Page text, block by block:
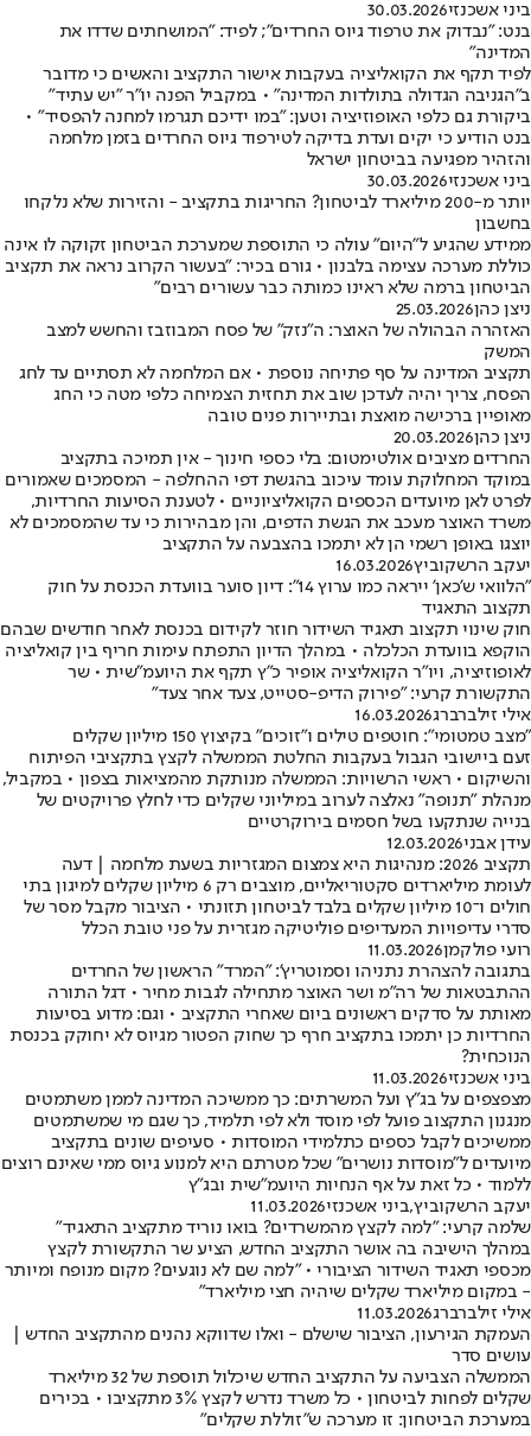
ביני אשכנזי30.03.2026
בנט: "נבדוק את טרפוד גיוס החרדים"; לפיד: "המושחתים שדדו את
המדינה"
לפיד תקף את הקואליציה בעקבות אישור התקציב והאשים כי מדובר
ב"הגניבה הגדולה בתולדות המדינה" • במקביל הפנה יו"ר "יש עתיד"
ביקורת גם כלפי האופוזיציה וטען: "במו ידיכם תגרמו למחנה להפסיד" •
בנט הודיע כי יקים ועדת בדיקה לטירפוד גיוס החרדים בזמן מלחמה
והזהיר מפגיעה בביטחון ישראל
ביני אשכנזי30.03.2026
יותר מ-200 מיליארד לביטחון? החריגות בתקציב - והזירות שלא נלקחו
בחשבון
ממידע שהגיע ל"היום" עולה כי התוספת שמערכת הביטחון זקוקה לו אינה
כוללת מערכה עצימה בלבנון • גורם בכיר: "בעשור הקרוב נראה את תקציב
הביטחון ברמה שלא ראינו כמותה כבר עשורים רבים"
ניצן כהן25.03.2026
האזהרה הבהולה של האוצר: ה"נזק" של פסח המבוזבז והחשש למצב
המשק
תקציב המדינה על סף פתיחה נוספת • אם המלחמה לא תסתיים עד לחג
הפסח, צריך יהיה לעדכן שוב את תחזית הצמיחה כלפי מטה כי החג
מאופיין ברכישה מואצת ובתיירות פנים טובה
ניצן כהן20.03.2026
החרדים מציבים אולטימטום: בלי כספי חינוך - אין תמיכה בתקציב
במוקד המחלוקת עומד עיכוב בהגשת דפי ההחלפה - המסמכים שאמורים
לפרט לאן מיועדים הכספים הקואליציוניים • לטענת הסיעות החרדיות,
משרד האוצר מעכב את הגשת הדפים, והן מבהירות כי עד שהמסמכים לא
יוצגו באופן רשמי הן לא יתמכו בהצבעה על התקציב
יעקב הרשקוביץ16.03.2026
"הלוואי ש'כאן' ייראה כמו ערוץ 14": דיון סוער בוועדת הכנסת על חוק
תקצוב התאגיד
חוק שינוי תקצוב תאגיד השידור חוזר לקידום בכנסת לאחר חודשים שבהם
הוקפא בוועדת הכלכלה • במהלך הדיון התפתח עימות חריף בין קואליציה
לאופוזיציה, ויו"ר הקואליציה אופיר כ"ץ תקף את היועמ"שית • שר
התקשורת קרעי: "פירוק הדיפ-סטייט, צעד אחר צעד"
אילי זילברברג16.03.2026
"מצב טמטומי": חוטפים טילים ו"זוכים" בקיצוץ 150 מיליון שקלים
זעם ביישובי הגבול בעקבות החלטת הממשלה לקצץ בתקציבי הפיתוח
והשיקום • ראשי הרשויות: הממשלה מנותקת מהמציאות בצפון • במקביל,
מנהלת "תנופה" נאלצה לערוב במיליוני שקלים כדי לחלץ פרויקטים של
בנייה שנתקעו בשל חסמים בירוקרטיים
עידן אבני12.03.2026
תקציב 2026: מנהיגות היא צמצום המגזריות בשעת מלחמה | דעה
לעומת מיליארדים סקטוריאליים, מוצבים רק 6 מיליון שקלים למיגון בתי
חולים ו־10 מיליון שקלים בלבד לביטחון תזונתי • הציבור מקבל מסר של
סדרי עדיפויות המעדיפים פוליטיקה מגזרית על פני טובת הכלל
רועי פולקמן11.03.2026
בתגובה להצהרת נתניהו וסמוטריץ': "המרד" הראשון של החרדים
ההתבטאות של רה"מ ושר האוצר מתחילה לגבות מחיר • דגל התורה
מאותת על סדקים ראשונים ביום שאחרי התקציב • וגם: מדוע בסיעות
החרדיות כן יתמכו בתקציב חרף כך שחוק הפטור מגיוס לא יחוקק בכנסת
הנוכחית?
ביני אשכנזי11.03.2026
מצפצפים על בג"ץ ועל המשרתים: כך ממשיכה המדינה לממן משתמטים
מנגנון התקצוב פועל לפי מוסד ולא לפי תלמיד, כך שגם מי שמשתמטים
ממשיכים לקבל כספים כתלמידי המוסדות • סעיפים שונים בתקציב
מיועדים ל"מוסדות נושרים" שכל מטרתם היא למנוע גיוס ממי שאינם רוצים
ללמוד • כל זאת על אף הנחיות היועמ"שית ובג"ץ
יעקב הרשקוביץ,ביני אשכנזי11.03.2026
שלמה קרעי: "למה לקצץ מהמשרדים? בואו נוריד מתקציב התאגיד"
במהלך הישיבה בה אושר התקציב החדש, הציע שר התקשורת לקצץ
מכספי תאגיד השידור הציבורי • "למה שם לא נוגעים? מקום מנופח ומיותר
- במקום מיליארד שקלים שיהיה חצי מיליארד"
אילי זילברברג11.03.2026
העמקת הגירעון, הציבור שישלם - ואלו שדווקא נהנים מהתקציב החדש |
עושים סדר
הממשלה הצביעה על התקציב החדש שיכלול תוספת של 32 מיליארד
שקלים לפחות לביטחון • כל משרד נדרש לקצץ 3% מתקציבו • בכירים
במערכת הביטחון: זו מערכה ש"זוללת שקלים"